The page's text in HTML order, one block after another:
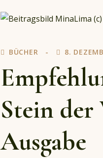
Namen
BÜCHER
8.
Stein der
Ausgabe